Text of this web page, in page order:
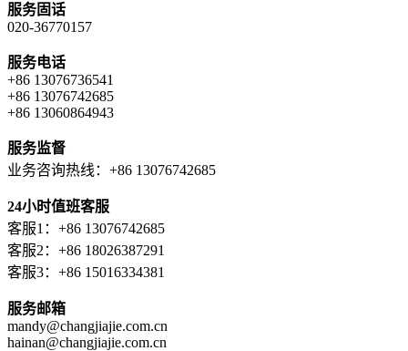
服务固话
020-36770157
服务电话
+86 13076736541
+86 13076742685
+86 13060864943
服务监督
业务咨询热线：+86 13076742685
24小时值班客服
客服1：+86 13076742685
客服2：+86 18026387291
客服3：+86 15016334381
服务邮箱
mandy@changjiajie.com.cn
hainan@changjiajie.com.cn